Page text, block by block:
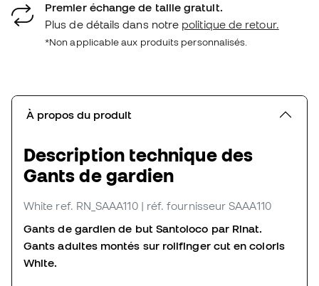
Premier échange de taille gratuit.
Plus de détails dans notre politique de retour.
*Non applicable aux produits personnalisés.
À propos du produit
Description technique des
Gants de gardien
White ref. RN_SAAA110 | réf. fournisseur SAAA110
Gants de gardien de but Santoloco par Rinat.
Gants adultes montés sur rollfinger cut en coloris
White.